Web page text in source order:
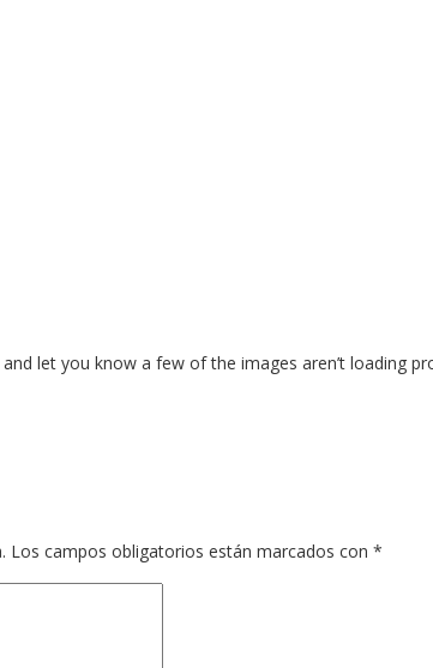
let you know a few of the images aren’t loading
Los campos obligatorios están marcados con *